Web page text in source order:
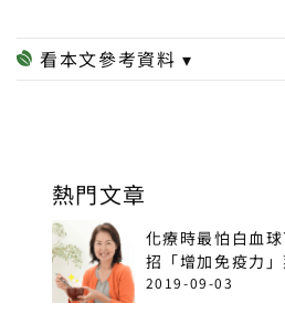
熱門文章
化療時最怕白血
招「增加免疫力
2019-09-03